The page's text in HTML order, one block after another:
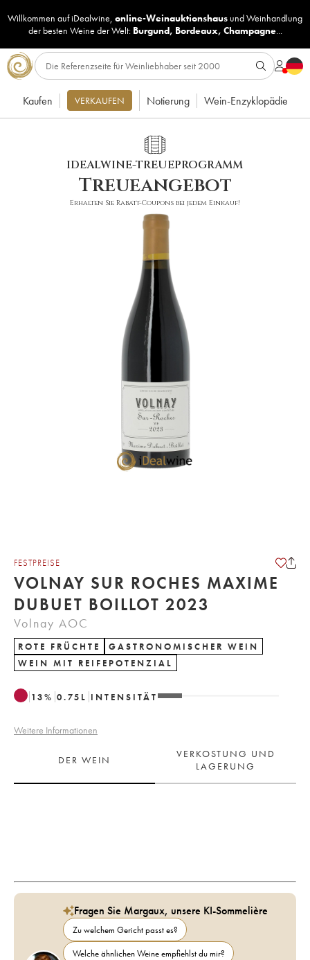
Willkommen auf iDealwine, online-Weinauktionshaus undWeinhandlung
der besten Weine der Welt: Burgund, Bordeaux, Champagne...
Kaufen VERKAUFEN Notierung Wein-Enzyklopädie
IDEALWINE-TREUEPROGRAMM
Treueangebot
Erhalten Sie Rabatt-Coupons bei jedem Einkauf!
FESTPREISE
VOLNAY SUR ROCHES MAXIME
DUBUET BOILLOT 2023
Volnay AOC
ROTE FRÜCHTE
GASTRONOMISCHER WEIN
WEIN MIT REIFEPOTENZIAL
13% 0.75 L INTENSITÄT
Weitere Informationen
DER WEIN
VERKOSTUNG UND
LAGERUNG
Fragen Sie Margaux, unsere KI-Sommelière
Zu welchem Gericht passt es?
Welche ähnlichen Weine empfiehlst du mir?